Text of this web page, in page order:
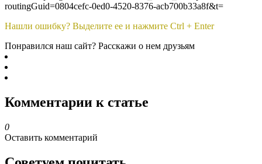
routingGuid=0804cefc-0ed0-4520-8376-acb700b33a8f&t=
Нашли ошибку? Выделите ее и нажмите Ctrl + Enter
Понравился наш сайт? Расскажи о нем друзьям
Комментарии к статье
0
Оставить комментарий